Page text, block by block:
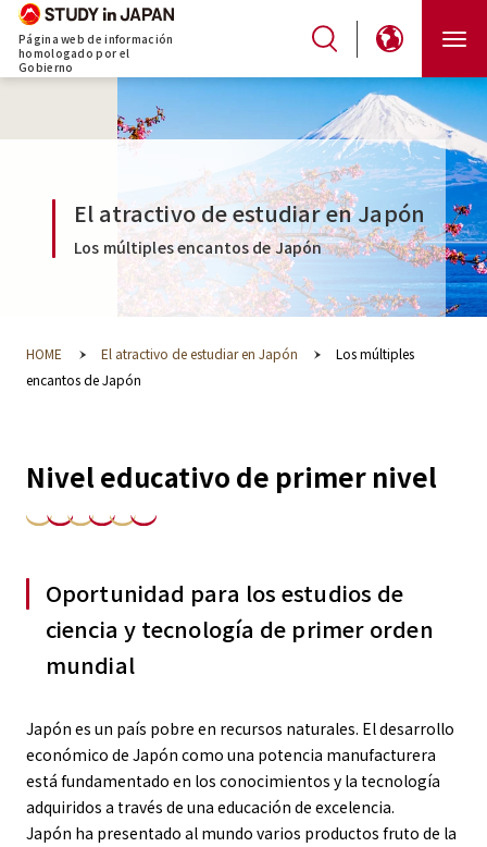
Página web de información
homologado por el
Gobierno
El atractivo de estudiar en Japón
Los múltiples encantos de Japón
HOME El atractivo de estudiar en Japón
Los múltiples
encantos de Japón
Nivel educativo de primer nivel
Oportunidad para los estudios de
ciencia y tecnología de primer orden
mundial
Japón es un país pobre en recursos naturales. El desarrollo
económico de Japón como una potencia manufacturera
está fundamentado en los conocimientos y la tecnología
adquiridos a través de una educación de excelencia.
Japón ha presentado al mundo varios productos fruto de la